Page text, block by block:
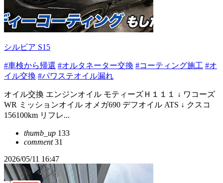
シルビア S15
#車検から帰還 #オルタネーター交換 #コーティング施工 #オ
イル交換 #パワステオイル漏れ
オイル交換 エンジンオイル モティーズＨ１１１ ↓ ワコーズ
WR ミッションオイル オメガ690 デフオイル ATS ↓ クスコ
156100km リフレ...
thumb_up 133
comment31
2026/05/11 16:47